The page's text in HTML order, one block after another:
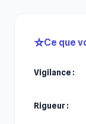
⭐Ce que
Vigilance :
Rigueur :